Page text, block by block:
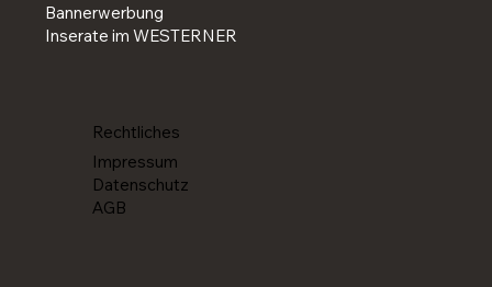
Rechtliches
Impressum
Datenschutz
AGB
Bannerwerbung
Inserate im WESTERNER